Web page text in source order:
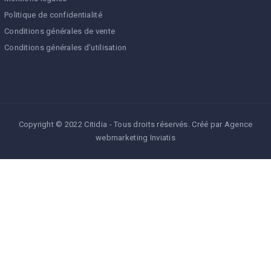
Politique de confidentialité
Conditions générales de vente
Conditions générales d’utilisation
Copyright © 2022 Citidia - Tous droits réservés. Créé par Agence
webmarketing Inviatis